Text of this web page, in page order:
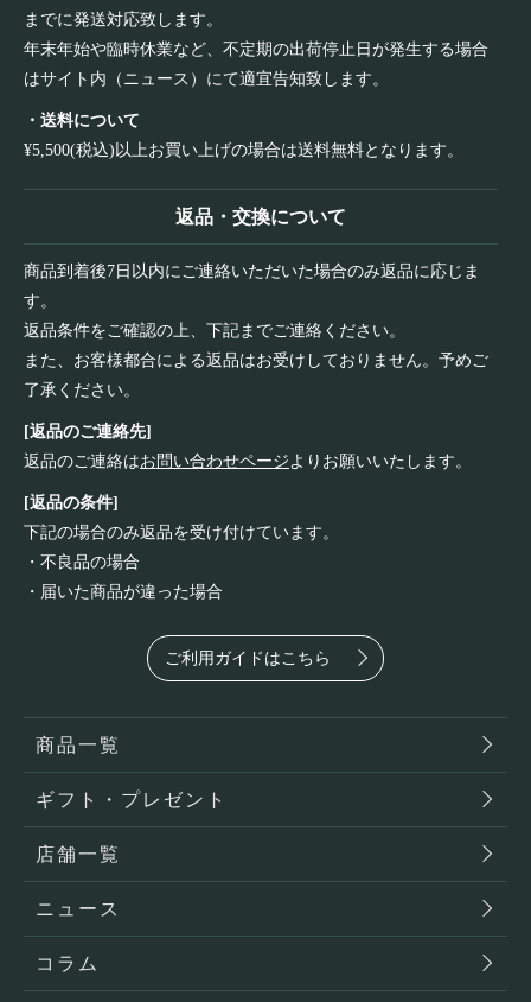
までに発送対応致します。
年末年始や臨時休業など、不定期の出荷停止日が発生する場合
はサイト内（ニュース）にて適宜告知致します。
・送料について
¥5,500(税込)以上お買い上げの場合は送料無料となります。
返品・交換について
商品到着後7日以内にご連絡いただいた場合のみ返品に応じま
す。
返品条件をご確認の上、下記までご連絡ください。
また、お客様都合による返品はお受けしておりません。予めご
了承ください。
[返品のご連絡先]
返品のご連絡はお問い合わせページ よりお願いいたします。
[返品の条件]
下記の場合のみ返品を受け付けています。
・不良品の場合
・届いた商品が違った場合
ご利用ガイドはこちら
商品一覧
ギフト・プレゼント
店舗一覧
ニュース
コラム